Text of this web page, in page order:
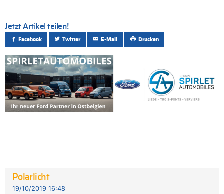
Jetzt Artikel teilen!
Facebook Twitter E-Mail Drucken
Polarlicht
19/10/2019 16:48